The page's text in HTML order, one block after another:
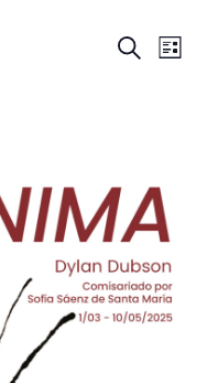
y
de
Buscar
Lista